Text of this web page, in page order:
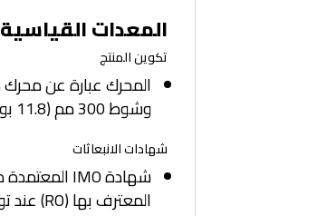
المعدات القياسية
تكوين المنتج
وشوط 300 مم (11.8 بوصة). الدوران حسب معيار SAE هو الدوران عكس اتجاه حركة عقارب الساعة بالنظر من الجزء الخلفي لحدافة المحرك.
شهادات الانبعاثات
المعترف بها (RO) عند توفرها، والملف الفني الذي يجب الاحتفاظ به على متن السفينة وفقًا للوائح المنظمة البحرية الدولية.